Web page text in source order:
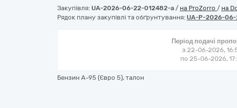
Закупівля: UA-2026-06-22-012482-a / на ProZorro / на
Рядок плану закупівлі та обґрунтування: UA-P-2026-
Період подачі
з 22-06-2026,
по 25-06-2026,
Бензин А-95 (Євро 5), талон